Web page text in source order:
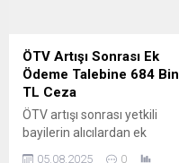
ÖTV Artışı Sonrası Ek
Ödeme Talebine 684 Bin
TL Ceza
ÖTV artışı sonrası yetkili
bayilerin alıcılardan ek
05.08.2025 0